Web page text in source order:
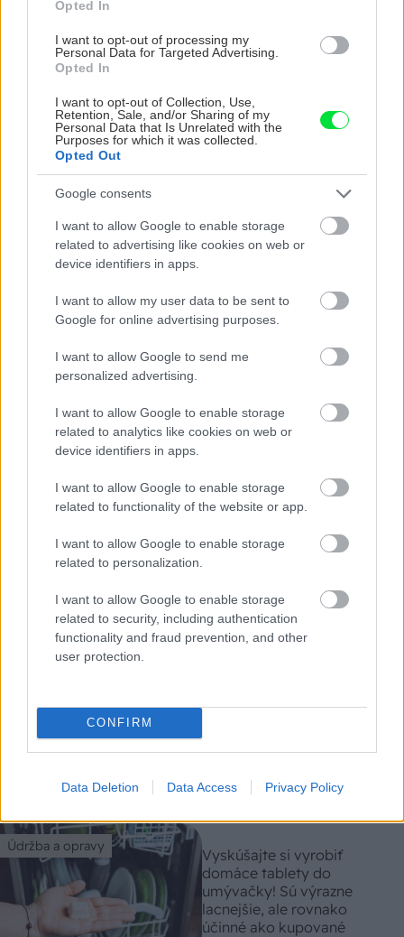
Opted In
I want to opt-out of processing my
Personal Data for Targeted Advertising.
Opted In
I want to opt-out of Collection, Use,
Retention, Sale, and/or Sharing of my
Personal Data that Is Unrelated with the
Purposes for which it was collected.
Opted Out
Google consents
I want to allow Google to enable storage
related to advertising like cookies on web or
device identifiers in apps.
I want to allow my user data to be sent to
Google for online advertising purposes.
I want to allow Google to send me
personalized advertising.
I want to allow Google to enable storage
related to analytics like cookies on web or
device identifiers in apps.
I want to allow Google to enable storage
related to functionality of the website or app.
I want to allow Google to enable storage
related to personalization.
I want to allow Google to enable storage
related to security, including authentication
functionality and fraud prevention, and other
user protection.
CONFIRM
Data Deletion Data Access Privacy Policy
Chcete dominantu interiéru, ktorá pritiahne
pohľady? Vyrobte si takéto masívne orechové
Ako si vyrobiť poctivú brezovú metlu, ktorá
vydrží roky? Pavol ich takto vyrobil už stovky
Ekologické upratovanie
ako súčasť životného štýlu
Údržba a opravy
9 úžasných spôsobov, ako
využiť ocot v domácnosti a
Údržba a opravy
Vyskúšajte si vyrobiť
domáce tablety do
umývačky! Sú výrazne
lacnejšie, ale rovnako
účinné ako kupované